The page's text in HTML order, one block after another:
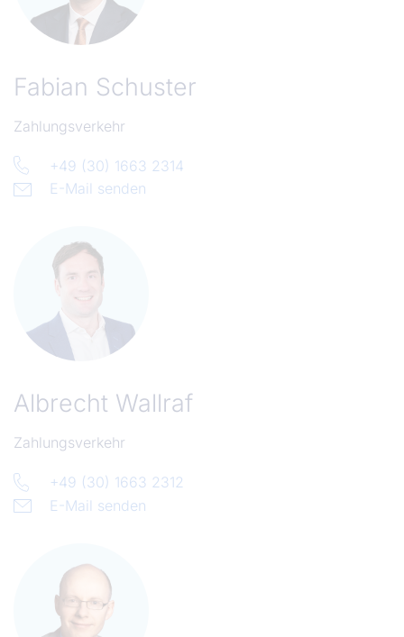
Fabian Schuster
Zahlungsverkehr
+49 (30) 1663 2314
E-Mail senden
Albrecht Wallraf
Zahlungsverkehr
+49 (30) 1663 2312
E-Mail senden